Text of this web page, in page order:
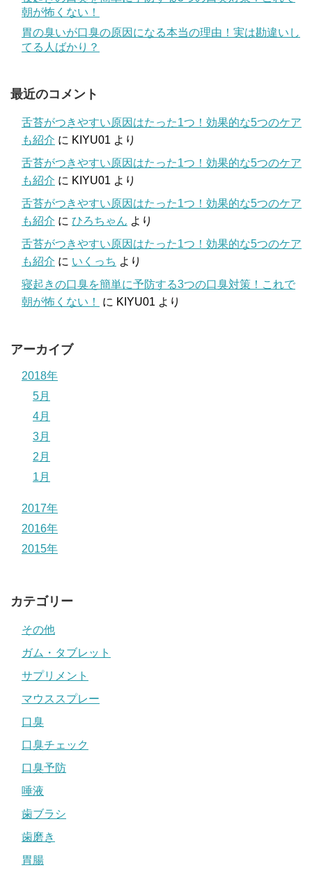
朝が怖くない！
胃の臭いが口臭の原因になる本当の理由！実は勘違いし
てる人ばかり？
最近のコメント
舌苔がつきやすい原因はたった1つ！効果的な5つのケア
も紹介 に KIYU01 より
舌苔がつきやすい原因はたった1つ！効果的な5つのケア
も紹介 に KIYU01 より
舌苔がつきやすい原因はたった1つ！効果的な5つのケア
も紹介 に ひろちゃん より
舌苔がつきやすい原因はたった1つ！効果的な5つのケア
も紹介 に いくっち より
寝起きの口臭を簡単に予防する3つの口臭対策！これで
朝が怖くない！
に KIYU01 より
アーカイブ
2018年
5月
4月
3月
2月
1月
2017年
2016年
2015年
カテゴリー
その他
ガム・タブレット
サプリメント
マウススプレー
口臭
口臭チェック
口臭予防
唾液
歯ブラシ
歯磨き
胃腸